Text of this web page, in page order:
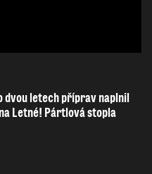
dvou letech příprav naplnil
Letné! Pártlová stopla